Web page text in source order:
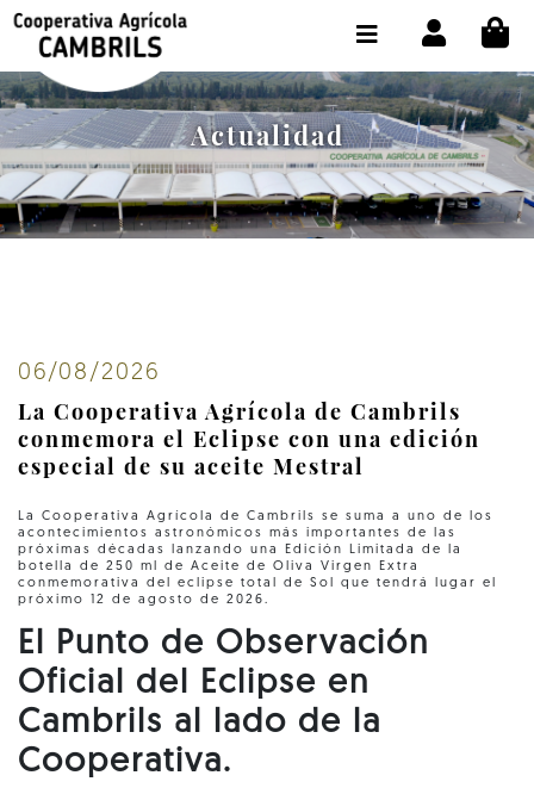
Actualidad
06/08/2026
La Cooperativa Agrícola de Cambrils
conmemora el Eclipse con una edición
especial de su aceite Mestral
La Cooperativa Agrícola de Cambrils se suma a uno de los
acontecimientos astronómicos más importantes de las
próximas décadas lanzando una Edición Limitada de la
botella de 250 ml de Aceite de Oliva Virgen Extra
conmemorativa del eclipse total de Sol que tendrá lugar el
próximo 12 de agosto de 2026.
El Punto de Observación
Oficial del Eclipse en
Cambrils al lado de la
Cooperativa.
TIENDA COMPRA ONLINE
LA COOPERATIVA
OLEOTOUR
PRODUCTOS
SELECCIONAR IDIOMA :